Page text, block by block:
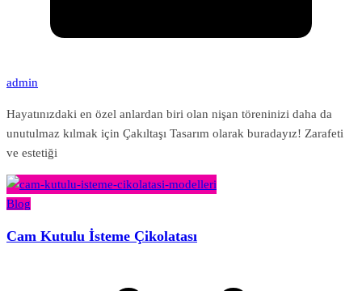
admin
Hayatınızdaki en özel anlardan biri olan nişan töreninizi daha da
unutulmaz kılmak için Çakıltaşı Tasarım olarak buradayız! Zarafeti
ve estetiği
Blog
Cam Kutulu İsteme Çikolatası